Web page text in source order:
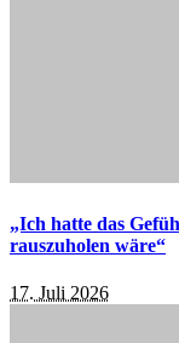
„Ich hatte das
rauszuholen wäre“
17. Juli 2026